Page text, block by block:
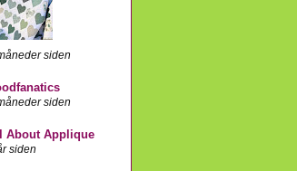
siden
siden
About Applique
siden